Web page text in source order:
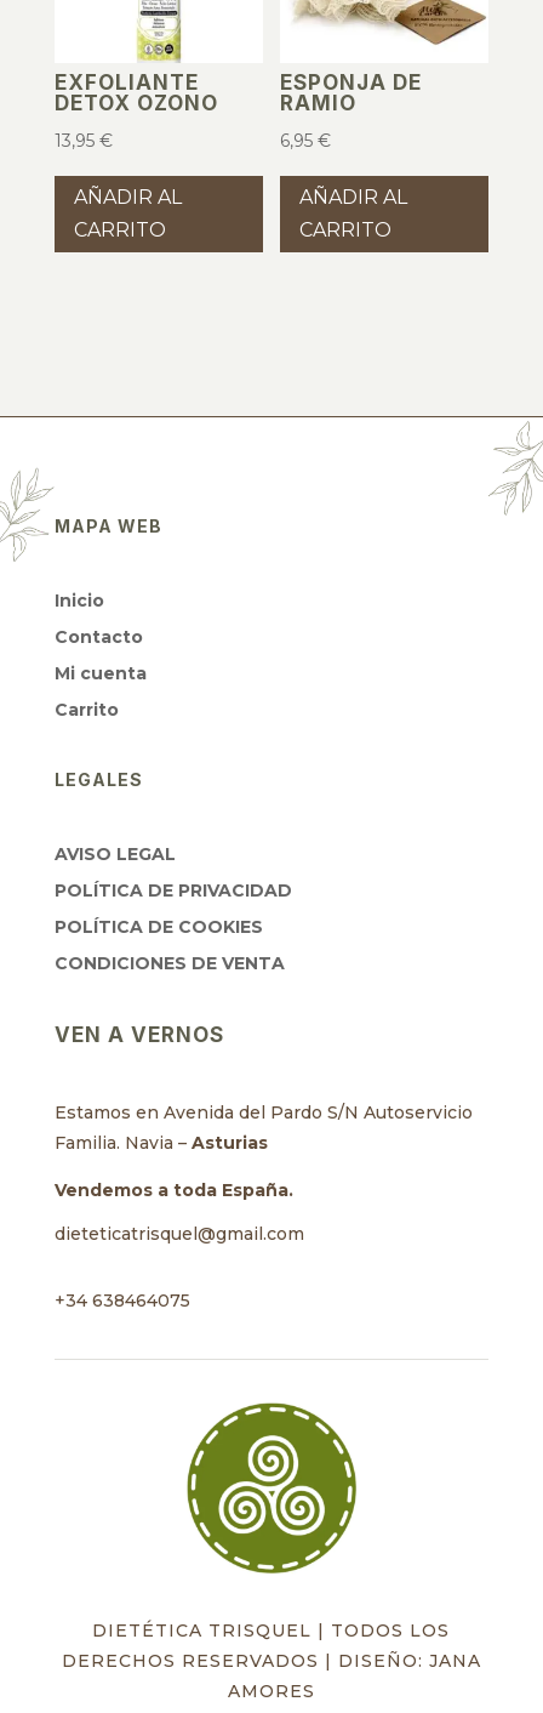
EXFOLIANTE
DETOX OZONO
13,95 €
AÑADIR AL
CARRITO
ESPONJA DE
RAMIO
6,95€
AÑADIR AL
CARRITO
MAPA WEB
Inicio
Contacto
Mi cuenta
Carrito
LEGALES
AVISO LEGAL
POLÍTICA DE PRIVACIDAD
POLÍTICA DE COOKIES
CONDICIONES DE VENTA
VEN A VERNOS
Estamos en Avenida del Pardo S/N Autoservicio
Familia. Navia – Asturias
Vendemos a toda España.
dieteticatrisquel@gmail.com
+34 638464075
DIETÉTICA TRISQUEL | TODOS LOS
DERECHOS RESERVADOS | DISEÑO: JANA
AMORES